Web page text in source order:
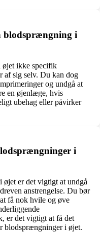
blodsprængning i
ikke specifik
af sig selv. Du kan dog
og undgå at
en øjenlæge, hvis
ubehag eller påvirker
i
er det vigtigt at undgå
anstrengelse. Du bør
få nok hvile og øve
er det vigtigt at få det
blodsprængninger i øjet.